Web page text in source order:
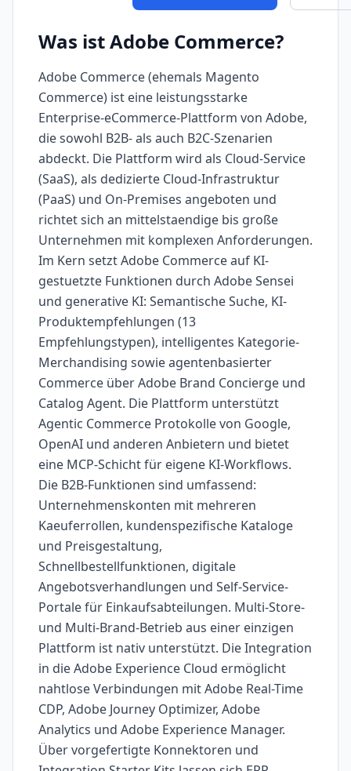
Was istAdobe Commerce?
Adobe Commerce (ehemals Magento
Commerce) ist eine leistungsstarke
Enterprise-eCommerce-Plattform von Adobe,
die sowohl B2B- als auch B2C-Szenarien
abdeckt. Die Plattform wird als Cloud-Service
(SaaS), als dedizierte Cloud-Infrastruktur
(PaaS) und On-Premises angeboten und
richtet sich an mittelstaendige bis große
Unternehmen mit komplexen Anforderungen.
Im Kern setzt Adobe Commerce auf KI-
gestuetzte Funktionen durch Adobe Sensei
und generative KI: Semantische Suche, KI-
Produktempfehlungen (13
Empfehlungstypen), intelligentes Kategorie-
Merchandising sowie agentenbasierter
Commerce über Adobe Brand Concierge und
Catalog Agent. Die Plattform unterstützt
Agentic Commerce Protokolle von Google,
OpenAI und anderen Anbietern und bietet
eine MCP-Schicht für eigene KI-Workflows.
Die B2B-Funktionen sind umfassend:
Unternehmenskonten mit mehreren
Kaeuferrollen, kundenspezifische Kataloge
und Preisgestaltung,
Schnellbestellfunktionen, digitale
Angebotsverhandlungen und Self-Service-
Portale für Einkaufsabteilungen. Multi-Store-
und Multi-Brand-Betrieb aus einer einzigen
Plattform ist nativ unterstützt. Die Integration
in die Adobe Experience Cloud ermöglicht
nahtlose Verbindungen mit Adobe Real-Time
CDP, Adobe Journey Optimizer, Adobe
Analytics und Adobe Experience Manager.
Über vorgefertigte Konnektoren und